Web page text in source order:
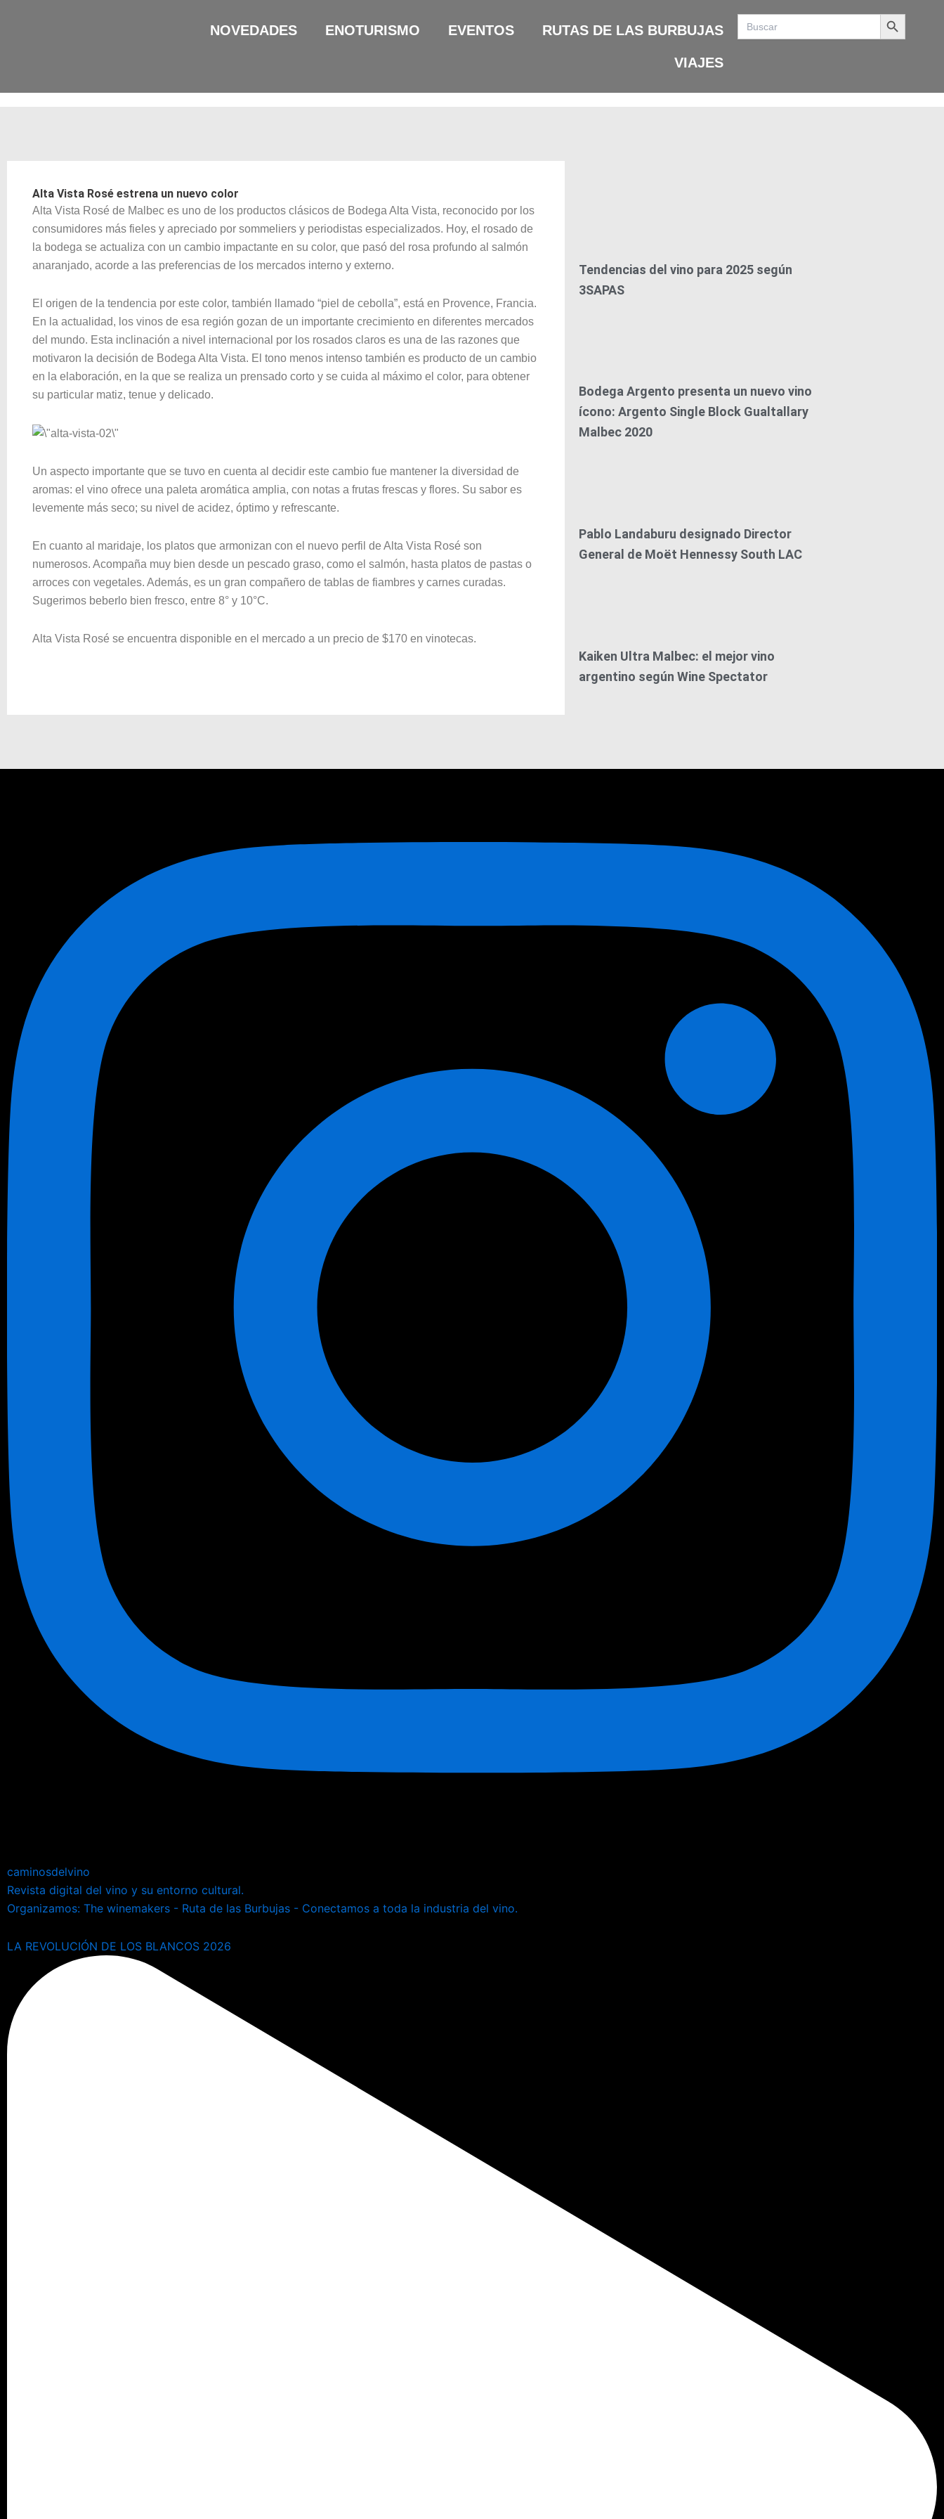
NOVEDADES ENOTURISMO EVENTOS RUTAS DE LAS BURBUJAS
VIAJES
Search
for:
Search Button
Alta Vista Rosé estrena un nuevo color
Alta Vista Rosé de Malbec es uno de los productos clásicos de Bodega Alta Vista, reconocido por los
consumidores más fieles y apreciado por sommeliers y periodistas especializados. Hoy, el rosado de
la bodega se actualiza con un cambio impactante en su color, que pasó del rosa profundo al salmón
anaranjado, acorde a las preferencias de los mercados interno y externo.
El origen de la tendencia por este color, también llamado “piel de cebolla”, está en Provence, Francia.
En la actualidad, los vinos de esa región gozan de un importante crecimiento en diferentes mercados
del mundo. Esta inclinación a nivel internacional por los rosados claros es una de las razones que
motivaron la decisión de Bodega Alta Vista. El tono menos intenso también es producto de un cambio
en la elaboración, en la que se realiza un prensado corto y se cuida al máximo el color, para obtener
su particular matiz, tenue y delicado.
Un aspecto importante que se tuvo en cuenta al decidir este cambio fue mantener la diversidad de
aromas: el vino ofrece una paleta aromática amplia, con notas a frutas frescas y flores. Su sabor es
levemente más seco; su nivel de acidez, óptimo y refrescante.
En cuanto al maridaje, los platos que armonizan con el nuevo perfil de Alta Vista Rosé son
numerosos. Acompaña muy bien desde un pescado graso, como el salmón, hasta platos de pastas o
arroces con vegetales. Además, es un gran compañero de tablas de fiambres y carnes curadas.
Sugerimos beberlo bien fresco, entre 8° y 10°C.
Alta Vista Rosé se encuentra disponible en el mercado a un precio de $170 en vinotecas.
Tendencias del vino para 2025 según
3SAPAS
Bodega Argento presenta un nuevo vino
ícono: Argento Single Block Gualtallary
Malbec 2020
Pablo Landaburu designado Director
General de Moët Hennessy South LAC
Kaiken Ultra Malbec: el mejor vino
argentino según Wine Spectator
caminosdelvino
Revista digital del vino y su entorno cultural.
Organizamos: The winemakers - Ruta de las Burbujas - Conectamos a toda la industria del vino.
LA REVOLUCIÓN DE LOS BLANCOS 2026